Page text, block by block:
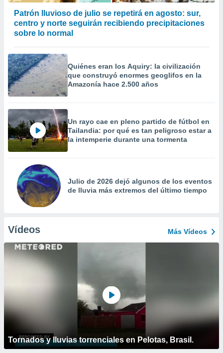
Patrón lluvioso de julio se repetirá en agosto: sur,
centro y norte seguirán recibiendo precipitaciones
sobre lo normal
Quiénes eran los Aquiry: la civilización
que construyó enormes geoglifos en la
Amazonía hace 2.500 años
Un rayo cae en pleno partido de fútbol en
Tailandia: por qué es tan peligroso estar a
la intemperie durante una tormenta
Julio de 2026 dejó algunos de los eventos
de lluvia más extremos del último tiempo
Vídeos Más Vídeos
Tornados y lluvias torrenciales en Pelotas, Brasil.